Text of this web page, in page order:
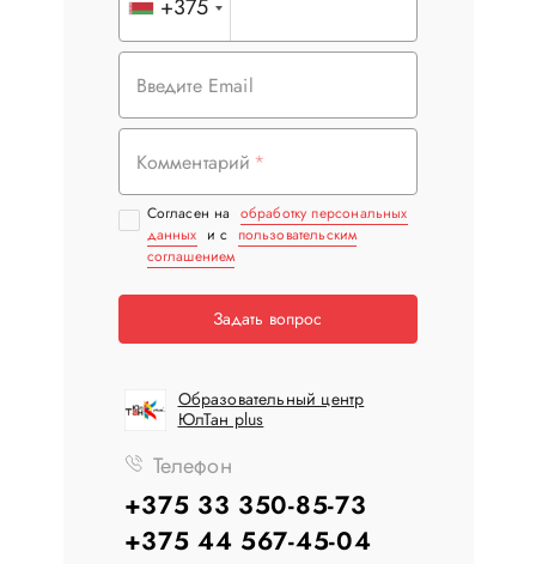
+375
Введите Email
Комментарий
Согласен на обработку персональных
данных и с пользовательским
соглашением
Задать вопрос
Образовательный центр
ЮлТан plus
Телефон
+375 33 350-85-73
+375 44 567-45-04